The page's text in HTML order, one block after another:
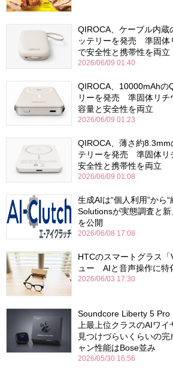
QIROCA、ケーブル内
ッテリーを発売 準固体
で安全性と携帯性を両立
2026/06/09 01:40
QIROCA、10000mAhの
リーを発売 準固体リチ
容量と安全性を両立
2026/06/09 01:23
QIROCA、薄さ約
テリーを発売 準固体リ
安全性と携帯性を両立
2026/06/09 01:08
生成AIは“個人利用”か
Solutionsが実態調査と新
を公開
2026/06/08 17:08
HTCのスマートグラス
ュー AIと音声操作に特
2026/06/03 17:30
Soundcore Liberty 5
上最上位クラスのAIワ
見つけづらいくらいの
ャン性能はBose並み
2026/05/30 16:56